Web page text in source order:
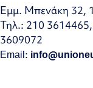
Εμμ. Μπενάκη 32,
Τηλ.: 210
3609072
Email: